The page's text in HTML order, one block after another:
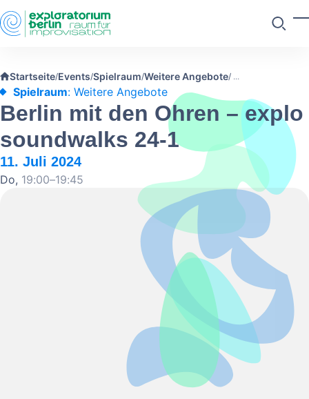
Skip to main content
Startseite/Events/Spielraum/Weitere Angebote/
Spielraum: Weitere Angebote
Berlin mit den Ohren – explo
soundwalks 24-1
11. Juli 2024
Do, 19:00–19:45